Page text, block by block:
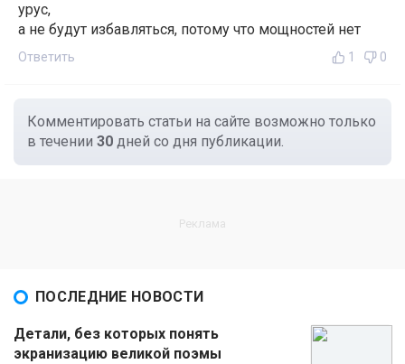
урус,
а не будут избавляться, потому что мощностей нет
Ответить 1 0
Комментировать статьи на сайте возможно только
в течении 30 дней со дня публикации.
ПОСЛЕДНИЕ НОВОСТИ
Детали, без которых понять
экранизацию великой поэмы